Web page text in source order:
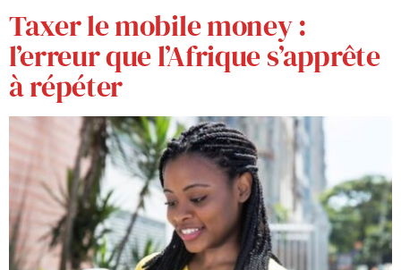
Taxer le mobile money :
l’erreur que l’Afrique s’apprête
à répéter